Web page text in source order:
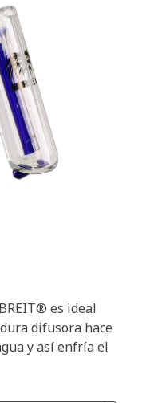
es ideal
difusora hace
y así enfría el